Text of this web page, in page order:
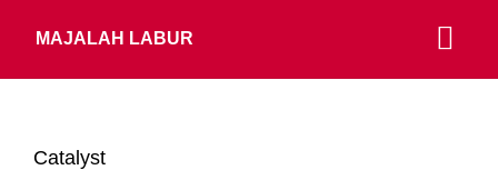
MAJALAH LABUR
Catalyst